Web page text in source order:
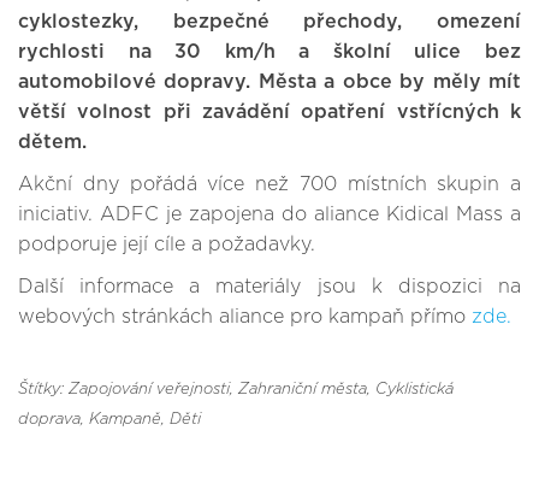
cyklostezky, bezpečné přechody, omezení
rychlosti na 30 km/h a školní ulice bez
automobilové dopravy. Města a obce by měly mít
větší volnost při zavádění opatření vstřícných k
dětem.
Akční dny pořádá více než 700 místních skupin a
iniciativ. ADFC je zapojena do aliance Kidical Mass a
podporuje její cíle a požadavky.
Další informace a materiály jsou k dispozici na
webových stránkách aliance pro kampaň přímo zde.
Štítky: Zapojování veřejnosti, Zahraniční města, Cyklistická
doprava, Kampaně, Děti